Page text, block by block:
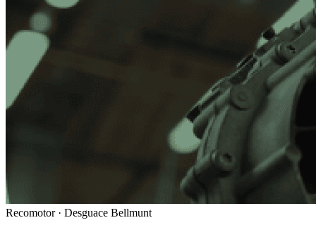
Recomotor · Desguace Bellmunt